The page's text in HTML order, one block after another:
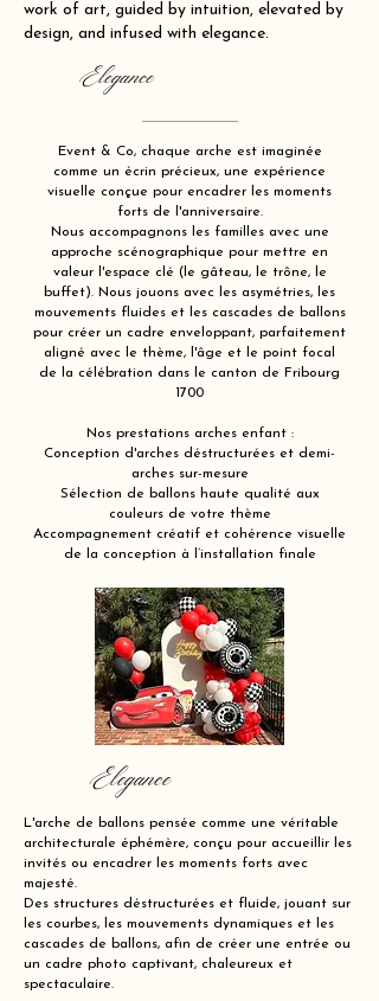
work of art, guided by intuition, elevated by
design, and infused with elegance.
Elegance
Event & Co, chaque arche est imaginée
comme un écrin précieux, une expérience
visuelle conçue pour encadrer les moments
forts de l'anniversaire.
Nous accompagnons les familles avec une
approche scénographique pour mettre en
valeur l'espace clé (le gâteau, le trône, le
buffet). Nous jouons avec les asymétries, les
mouvements fluides et les cascades de ballons
pour créer un cadre enveloppant, parfaitement
aligné avec le thème, l'âge et le point focal
de la célébration dans le canton de Fribourg
1700
Nos prestations arches enfant :
Conception d'arches déstructurées et demi-
arches sur-mesure
Sélection de ballons haute qualité aux
couleurs de votre thème
Accompagnement créatif et cohérence visuelle
de la conception à l’installation finale
Elegance
L'arche de ballons pensée comme une véritable
architecturale éphémère, conçu pour accueillir les
invités ou encadrer les moments forts avec
majesté.
Des structures déstructurées et fluide, jouant sur
les courbes, les mouvements dynamiques et les
cascades de ballons, afin de créer une entrée ou
un cadre photo captivant, chaleureux et
spectaculaire.